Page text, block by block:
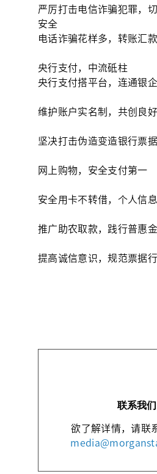
严厉打击电信诈骗犯罪，
安全
电话诈骗花样多，转账汇
央行支付，中流砥柱
央行支付搭平台，连通银
维护账户实名制，共创良
坚决打击伪造变造银行票
网上购物，安全支付第一
安全用卡不转借，个人信
推广助农取款，践行普惠
提高诚信意识，规范票据
联系我们
欲了解详情，请联